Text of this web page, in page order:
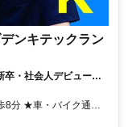
ンキテックラン
卒・社会人デビュー歓